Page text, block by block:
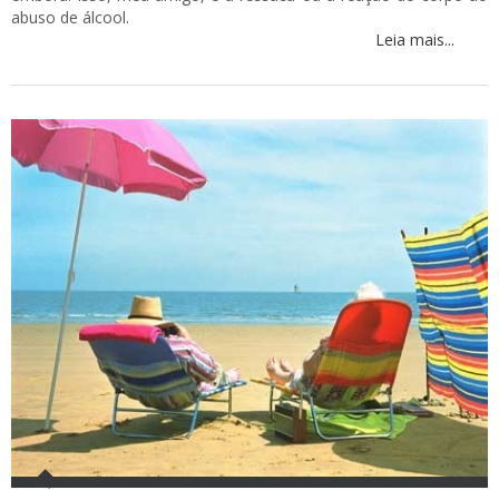
abuso de álcool.
Leia mais...